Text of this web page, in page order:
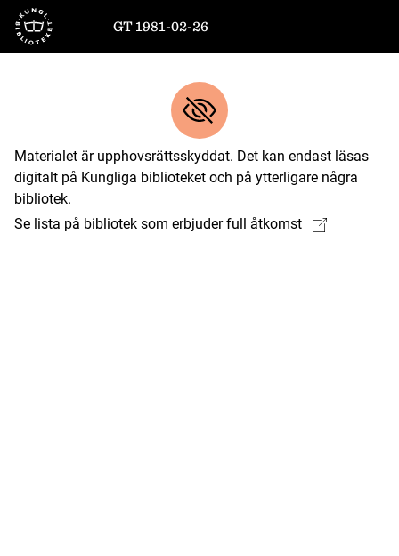
Till startsidan
GT 1981-02-26
Materialet är upphovsrättsskyddat. Det kan endast läsas
digitalt på Kungliga biblioteket och på ytterligare några
bibliotek.
Se lista på bibliotek som erbjuder full åtkomst